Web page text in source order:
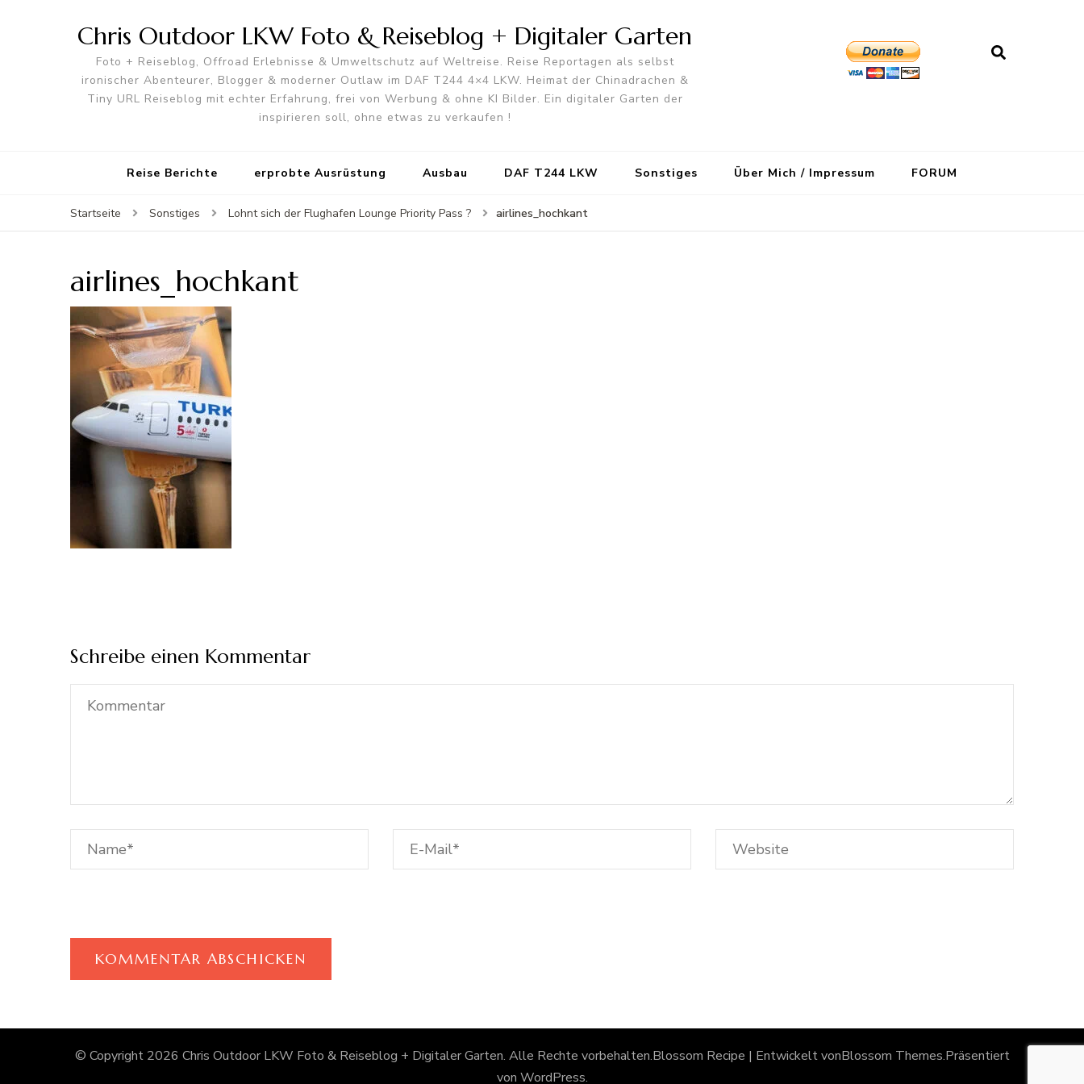
Chris Outdoor LKW Foto & Reiseblog + Digitaler Garten
Foto + Reiseblog, Offroad Erlebnisse & Umweltschutz auf Weltreise. Reise Reportagen als selbst
ironischer Abenteurer, Blogger & moderner Outlaw im DAF T244 4×4 LKW. Heimat der Chinadrachen &
Tiny URL Reiseblog mit echter Erfahrung, frei von Werbung & ohne KI Bilder. Ein digitaler Garten der
inspirieren soll, ohne etwas zu verkaufen !
Reise Berichte erprobte Ausrüstung Ausbau DAF T244 LKW Sonstiges Über Mich / Impressum FORUM
Startseite Sonstiges Lohnt sich der Flughafen Lounge Priority Pass ? airlines_hochkant
airlines_hochkant
Schreibe einen Kommentar
© Copyright 2026 Chris Outdoor LKW Foto & Reiseblog + Digitaler Garten. Alle Rechte vorbehalten.Blossom Recipe | Entwickelt vonBlossom Themes.Präsentiert
von WordPress.